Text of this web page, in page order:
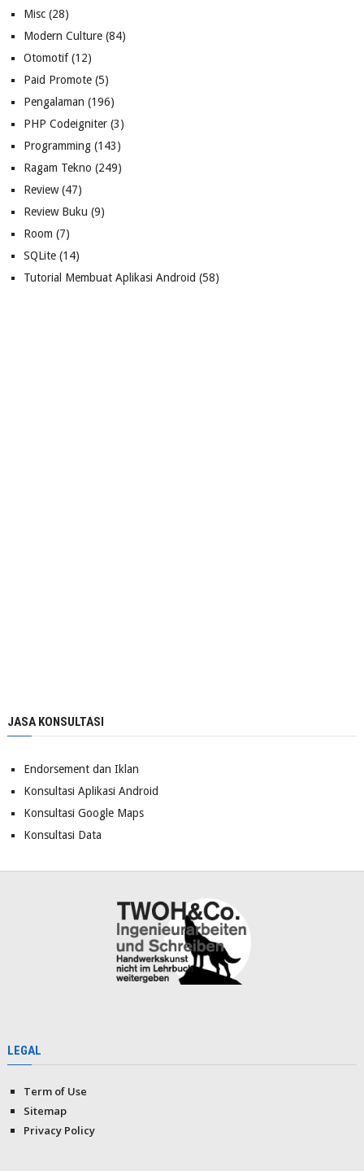
Misc(28)
Modern Culture(84)
Otomotif(12)
Paid Promote(5)
Pengalaman (196)
PHP Codeigniter(3)
Programming(143)
Ragam Tekno (249)
Review(47)
Review Buku (9)
Room (7)
SQLite(14)
Tutorial Membuat Aplikasi Android (58)
JASA KONSULTASI
Endorsement dan Iklan
Konsultasi Aplikasi Android
Konsultasi Google Maps
Konsultasi Data
LEGAL
Term of Use
Sitemap
Privacy Policy